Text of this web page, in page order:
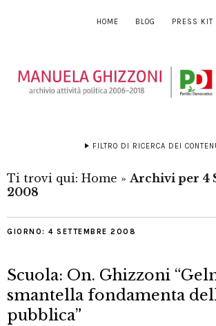
HOME BLOG PRESS KIT
FILTRO DI RICERCA DEI
Ti trovi qui: Home » Archivi per 4
2008
GIORNO: 4 SETTEMBRE 2008
Scuola: On. Ghizzoni
smantella fondamenta
pubblica”